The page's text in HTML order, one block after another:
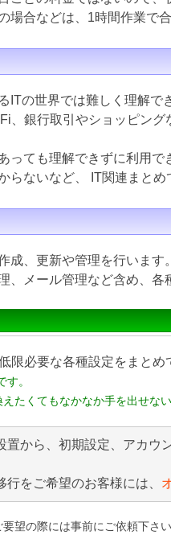
場合などは、1時間作業で
ITの世界では難しく理解で
、銀行取引やショッピン
っても理解できずに利用で
らないなど、 IT関連まと
成、更新や管理を行います。
、メール管理など含め、
限必要な各種設定をまとめ
。
たくてもなかなか手を出せない
置から、初期設定、アカ
をご希望のお客様には、
望の際には事前にご依頼下さい